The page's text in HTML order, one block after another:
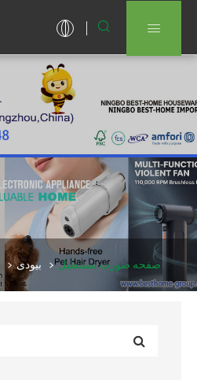
 
بیودی صفحه صورت مستطیل